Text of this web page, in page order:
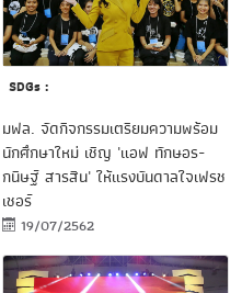
SDGs :
มฟล. จัดกิจกรรมเตรียมความพร้อม
นักศึกษาใหม่ เชิญ 'แอฟ ทักษอร-
กนิษฐ์ สารสิน' ให้แรงบันดาลใจเฟรช
เชอร์
19/07/2562